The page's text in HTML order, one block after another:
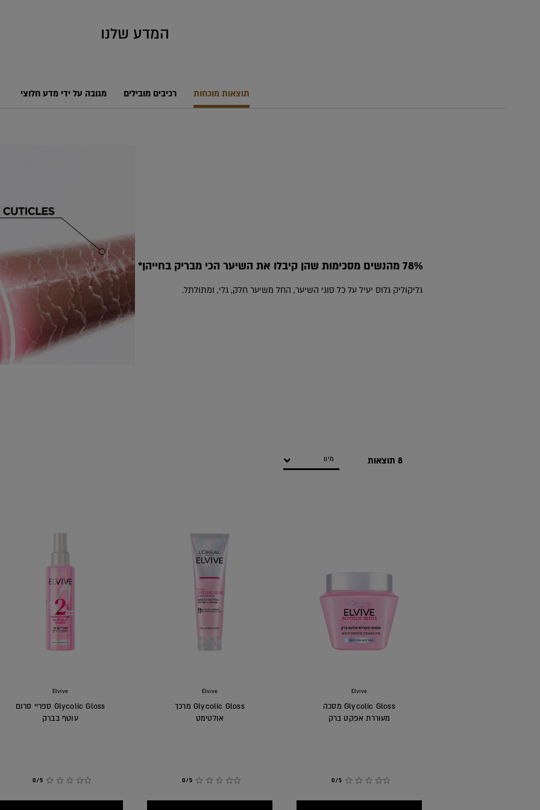
המדע שלנו
תוצאות מוכחות רכיבים מובילים מגובה על ידי מדע חלוצי
78% מהנשים מסכימות שהן קיבלו את השיער הכי מבריק בחייהן*
גליקוליק גלוס יעיל על כל סוגי השיער, החל משיער חלק, גלי, ומתולתל.
בשגרת טיפוח השיער שלכם. חומצה גליקולית חודרת לסיב השערה, משפרת את מראה השיער ומעניקה
לגליקוליק גלוס טכנולוגיה בהשראת סלון יופי להחלקת פני השטח של השיער והחזרת אור בצורה מושלמת.
סדרת הגליקוליק גלוס יוצרה בהשראת סלון יופי, מביאה טכנולוגיה לשיפור מראה השיער והענקת ברק.
הסדרה מורכבת מארבאה מוצרים המופעלים על ידי תרכובת [Gloss Complex] הפועלים לאיטום
הקוטיקולה לקבלת גימור מבריק עם ברק לאורך זמן.
8 תוצאות
Elvive
Glycolic Gloss מסכה
מעוררת אפקט ברק
0/5
Elvive
Glycolic Gloss מרכך
אולטימט
0/5
Elvive
Glycolic Gloss ספריי סרום
עוטף בברק
0/5